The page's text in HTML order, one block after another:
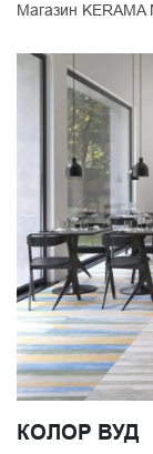
Магазин KERAMA
КОЛОР ВУД